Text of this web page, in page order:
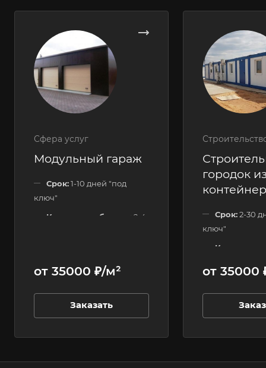
Сфера услуг
Модульный гараж
Срок:1-10 дней "под
ключ"
Количество блоков:
2-4
от 35000 ₽/м²
Заказать
городок
Срок:2-30
ключ"
от 35000